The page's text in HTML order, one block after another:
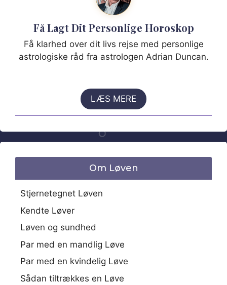
Få Lagt Dit Personlige Horoskop
Få klarhed over dit livs rejse med personlige
astrologiske råd fra astrologen Adrian Duncan.
LÆS MERE
Om Løven
Stjernetegnet Løven
Kendte Løver
Løven og sundhed
Par med en mandlig Løve
Par med en kvindelig Løve
Sådan tiltrækkes en Løve